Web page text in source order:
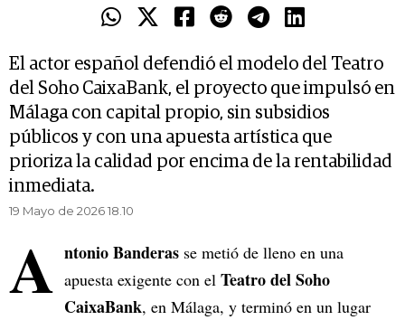
El actor español defendió el modelo del Teatro
del Soho CaixaBank, el proyecto que impulsó en
Málaga con capital propio, sin subsidios
públicos y con una apuesta artística que
prioriza la calidad por encima de la rentabilidad
inmediata.
19 Mayo de 2026 18.10
A ntonio Banderas se metió de lleno en una
apuesta exigente con el Teatro del Soho
CaixaBank, en Málaga, y terminó en un lugar